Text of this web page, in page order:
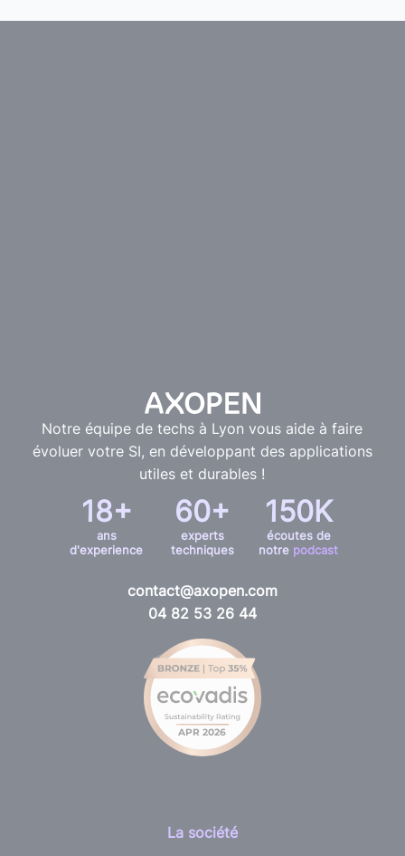
Notre équipe de techs à Lyon vous aide à faire
évoluer votre SI, en développant des applications
utiles et durables !
18+
ans
d'experience
60+
experts
techniques
150K
écoutes de
notre podcast
contact@axopen.com
04 82 53 26 44
La société